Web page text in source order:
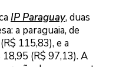
IP Paraguay, duas
a paraguaia, de
115,83), e a
(R$ 97,13). A